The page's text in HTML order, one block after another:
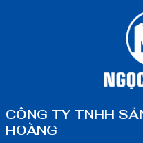
CÔNG TY TNHH
HOÀNG